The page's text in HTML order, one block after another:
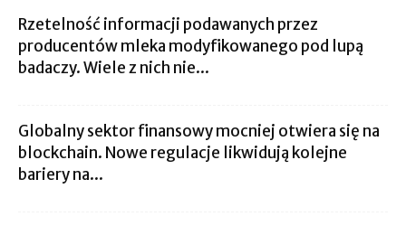
Rzetelność informacji podawanych przez
producentów mleka modyfikowanego pod lupą
badaczy. Wiele z nich nie...
Globalny sektor finansowy mocniej otwiera się na
blockchain. Nowe regulacje likwidują kolejne
bariery na...